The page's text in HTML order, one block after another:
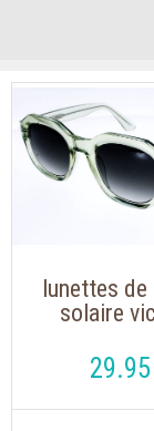
lunettes de
solaire
29.95